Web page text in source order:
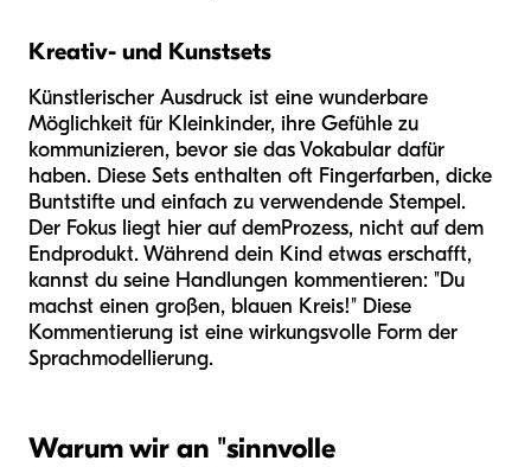
Kreativ- und Kunstsets
Künstlerischer Ausdruck ist eine wunderbare
Möglichkeit für Kleinkinder, ihre Gefühle zu
kommunizieren, bevor sie das Vokabular dafür
haben. Diese Sets enthalten oft Fingerfarben, dicke
Buntstifte und einfach zu verwendende Stempel.
Der Fokus liegt hier auf demProzess, nicht auf dem
Endprodukt. Während dein Kind etwas erschafft,
kannst du seine Handlungen kommentieren: "Du
machst einen großen, blauen Kreis!" Diese
Kommentierung ist eine wirkungsvolle Form der
Sprachmodellierung.
Warum wir an "sinnvolle